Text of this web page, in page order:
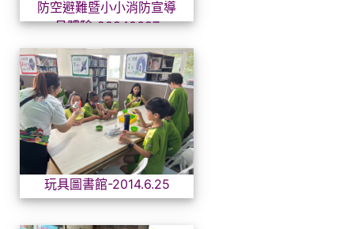
防空避難暨小小消防宣導
員體驗-20240627
玩具圖書館-2014.6.25
玩具圖書館-2014.6.25